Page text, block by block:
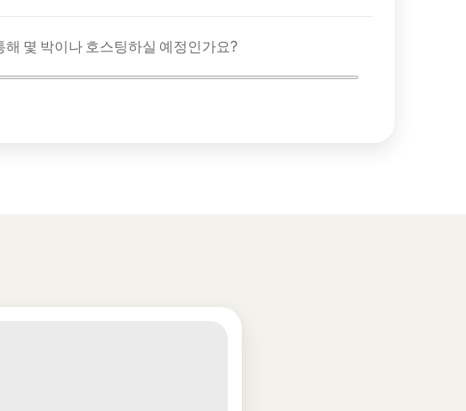
해 몇 박이나 호스팅하실 예정인가요?